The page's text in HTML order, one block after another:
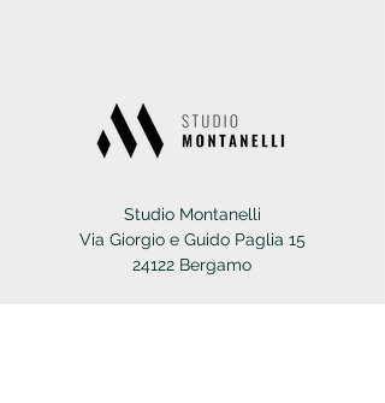
Studio Montanelli
Via Giorgio e Guido Paglia 15
24122 Bergamo